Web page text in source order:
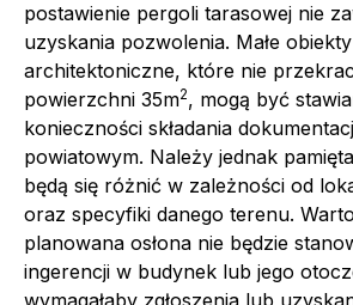
postawienie pergoli tarasowej nie
uzyskania pozwolenia. Małe obiekty
architektoniczne, które nie
powierzchni 35m2, mogą być
konieczności składania
powiatowym. Należy jednak
będą się różnić w zależności od
oraz specyfiki danego terenu.
planowana osłona nie będzie
ingerencji w budynek lub jego